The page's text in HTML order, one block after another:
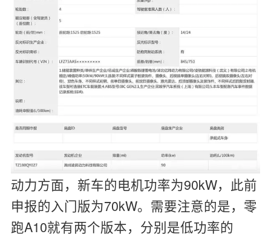
动力方面，新车的电机功率为90kW，此前
申报的入门版为70kW。需要注意的是，零
跑A10就有两个版本，分别是低功率的